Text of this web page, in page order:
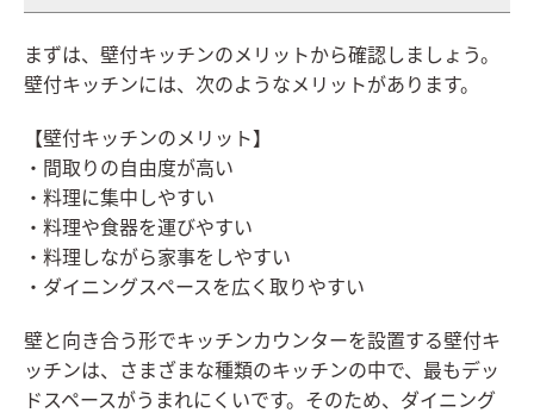
まずは、壁付キッチンのメリットから確認しましょう。
壁付キッチンには、次のようなメリットがあります。
【壁付キッチンのメリット】
・間取りの自由度が高い
・料理に集中しやすい
・料理や食器を運びやすい
・料理しながら家事をしやすい
・ダイニングスペースを広く取りやすい
壁と向き合う形でキッチンカウンターを設置する壁付キ
ッチンは、さまざまな種類のキッチンの中で、最もデッ
ドスペースがうまれにくいです。そのため、ダイニング